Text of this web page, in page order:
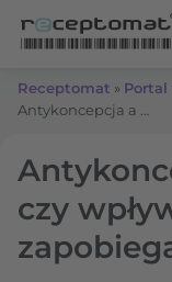
Receptomat » Portal
czy